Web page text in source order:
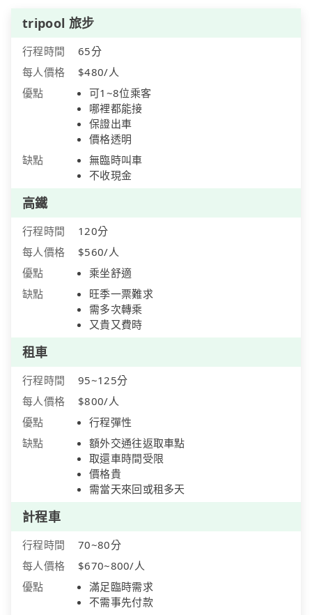
tripool 旅步
行程時間
65分
每人價格
$480/人
優點
可1~8位乘客
哪裡都能接
保證出車
價格透明
缺點
無臨時叫車
不收現金
高鐵
行程時間
120分
每人價格
$560/人
優點
乘坐舒適
缺點
旺季一票難求
需多次轉乘
又貴又費時
租車
行程時間
95~125分
每人價格
$800/人
優點
行程彈性
缺點
額外交通往返取車點
取還車時間受限
價格貴
需當天來回或租多天
計程車
行程時間
70~80分
每人價格
$670~800/人
優點
滿足臨時需求
不需事先付款